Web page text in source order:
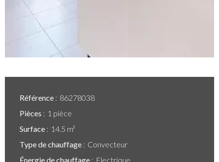
Référence
86278038
Pièces
1 pièce
Surface
14.5 m²
Type de chauffage
Convecteur
Énergie de chauffage
Electrique